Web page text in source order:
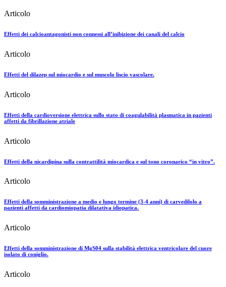
Articolo
Effetti dei calcioantagonisti non connessi all’inibizione dei canali del calcio
Articolo
Effetti del dilazep sul miocardio e sul muscolo liscio vascolare.
Articolo
Effetti della cardioversione elettrica sullo stato di coagulabilità plasmatica in pazienti
affetti da fibrillazione atriale
Articolo
Effetti della nicardipina sulla contrattilità miocardica e sul tono coronarico “in vitro”.
Articolo
Effetti della somministrazione a medio e lungo termine (3-4 anni) di carvedilolo a
pazienti affetti da cardiomiopatia dilatativa idiopatica.
Articolo
Effetti della somministrazione di MgS04 sulla stabilità elettrica ventricolare del cuore
isolato di coniglio.
Articolo